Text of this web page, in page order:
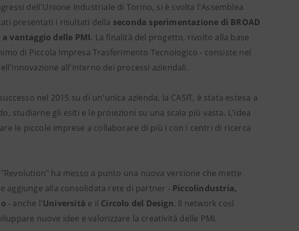
dell'Unione Industriale di Torino, si è svolta l'Assemblea
presentati i risultati della seconda sperimentazione di BROAD
vantaggio delle PMI. La finalità del progetto, rivolto alla base
di Piccola Impresa Trasferimento Tecnologico - consiste nel
all'interno dei processi aziendali.
nel 2015 su di un'unica azienda, la CASIT, è stata estesa a
studiarne gli esiti e le proiezioni su una scala più vasta. L'idea
le piccole imprese a collaborare di più i con i centri di ricerca
ha messo a punto una nuova versione che mette
e aggiunge alla consolidata rete di partner - Piccolindustria,
- anche l'Università e il Circolo del Design. Il network così
nuove idee e valorizzare la creatività delle PMI.